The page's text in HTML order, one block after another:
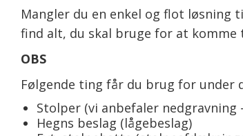
Mangler du en enkel og flot løsning
find alt, du skal bruge for at
OBS
Følgende ting får du brug for under
Stolper (vi anbefaler
Hegns beslag (lågebeslag)